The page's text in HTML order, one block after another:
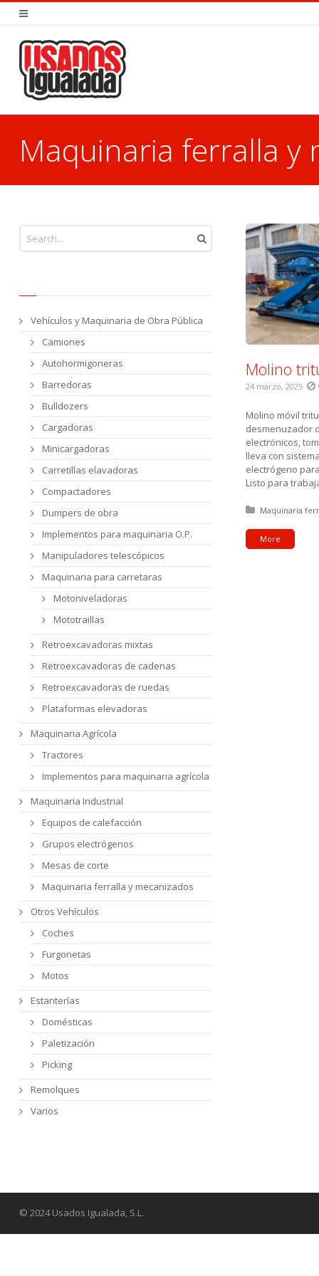
Maquinaria ferralla y
Molino
24 marzo, 2025
Molino móvil
desmenuzador
electrónicos,
lleva con
electrógeno
Listo para
Posted in:
Maquinaria
More
Vehículos y Maquinaria de Obra Pública
Camiones
Autohormigoneras
Barredoras
Bulldozers
Cargadoras
Minicargadoras
Carretillas elavadoras
Compactadores
Dumpers de obra
Implementos para maquinaria O.P.
Manipuladores telescópicos
Maquinaria para carretaras
Motoniveladoras
Mototraillas
Retroexcavadoras mixtas
Retroexcavadoras de cadenas
Retroexcavadoras de ruedas
Plataformas elevadoras
Maquinaria Agrícola
Tractores
Implementos para maquinaria agrícola
Maquinaria Industrial
Equipos de calefacción
Grupos electrógenos
Mesas de corte
Maquinaria ferralla y mecanizados
Otros Vehículos
Coches
Furgonetas
Motos
Estanterías
Domésticas
Paletización
Picking
Remolques
Varios
© 2024 Usados Igualada, S.L.